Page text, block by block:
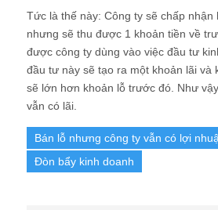
Tức là thế này: Công ty sẽ chấp nhận
nhưng sẽ thu được 1 khoản tiền về
được công ty dùng vào việc đầu tư
đầu tư này sẽ tạo ra một khoản lãi và
sẽ lớn hơn khoản lỗ trước đó. Như
vẫn có lãi.
Bán lỗ nhưng công ty vẫn có lợi
Đòn bẩy kinh doanh